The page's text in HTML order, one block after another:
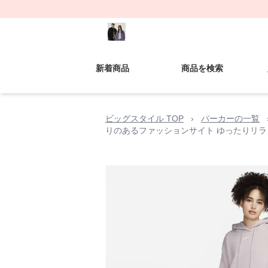
新着商品 商品を検索
ビッグスタイル TOP › パーカーの一覧
りのあるファッションサイト ゆったりリ